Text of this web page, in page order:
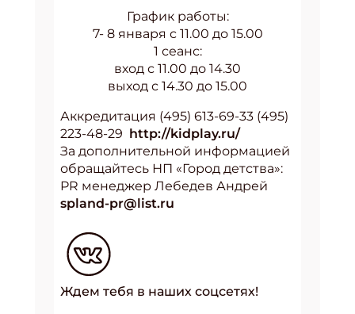
График работы:
7- 8 января с 11.00 до 15.00
1 сеанс:
вход с 11.00 до 14.30
выход с 14.30 до 15.00
Аккредитация (495) 613-69-33 (495)
223-48-29 http://kidplay.ru/
За дополнительной информацией
обращайтесь НП «Город детства»:
PR менеджер Лебедев Андрей
spland-pr@list.ru
Ждем тебя в наших соцсетях!